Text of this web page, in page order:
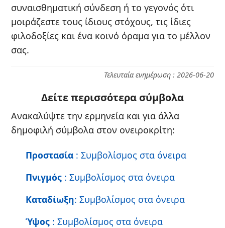
συναισθηματική σύνδεση ή το γεγονός ότι
μοιράζεστε τους ίδιους στόχους, τις ίδιες
φιλοδοξίες και ένα κοινό όραμα για το μέλλον
σας.
Τελευταία ενημέρωση : 2026-06-20
Δείτε περισσότερα σύμβολα
Ανακαλύψτε την ερμηνεία και για άλλα
δημοφιλή σύμβολα στον ονειροκρίτη:
Προστασία : Συμβολίσμος στα όνειρα
Πνιγμός : Συμβολίσμος στα όνειρα
Καταδίωξη: Συμβολίσμος στα όνειρα
Ύψος : Συμβολίσμος στα όνειρα